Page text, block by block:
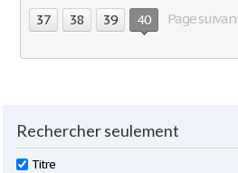
37 38 39 40 Page
Rechercher seulement
Titre